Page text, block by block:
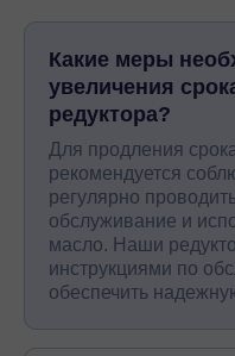
Какие меры
увеличения
редуктора?
Для продления
рекомендуется
регулярно
обслуживание и
масло. Наши
инструкциями по
обеспечить